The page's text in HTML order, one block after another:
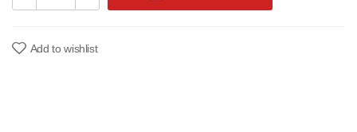
Add to wishlist